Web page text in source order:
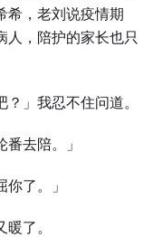
希，老刘说疫情期
人，陪护的家长也只
」我忍不住问道。
去陪。」
了。」
了。